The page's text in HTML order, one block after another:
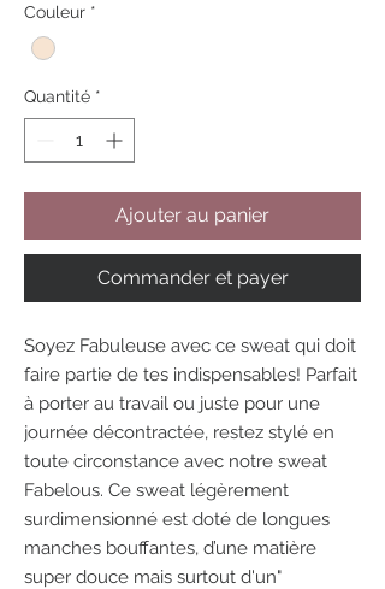
Couleur *
Quantité *
Ajouter au panier
Commander et payer
Soyez Fabuleuse avec ce sweat qui doit
faire partie de tes indispensables! Parfait
à porter au travail ou juste pour une
journée décontractée, restez stylé en
toute circonstance avec notre sweat
Fabelous. Ce sweat légèrement
surdimensionné est doté de longues
manches bouffantes, d’une matière
super douce mais surtout d'un"